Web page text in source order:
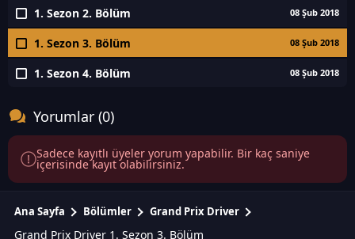
1. Sezon 2. Bölüm 08 Şub 2018
1. Sezon 3. Bölüm 08 Şub 2018
1. Sezon 4. Bölüm 08 Şub 2018
Yorumlar (0)
Sadece kayıtlı üyeler yorum yapabilir. Bir kaç saniye
içerisinde kayıt olabilirsiniz.
Ana Sayfa Bölümler Grand Prix Driver
Grand Prix Driver 1. Sezon 3. Bölüm